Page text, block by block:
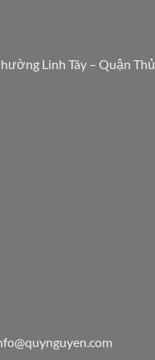
Linh Tây – Quận Thủ